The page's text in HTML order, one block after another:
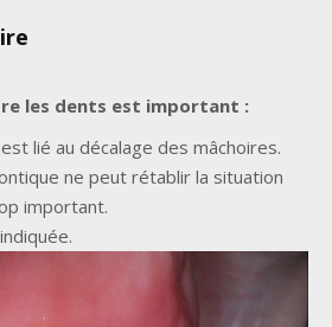
les dents est important :
lié au décalage des mâchoires.
ne peut rétablir la situation
important.